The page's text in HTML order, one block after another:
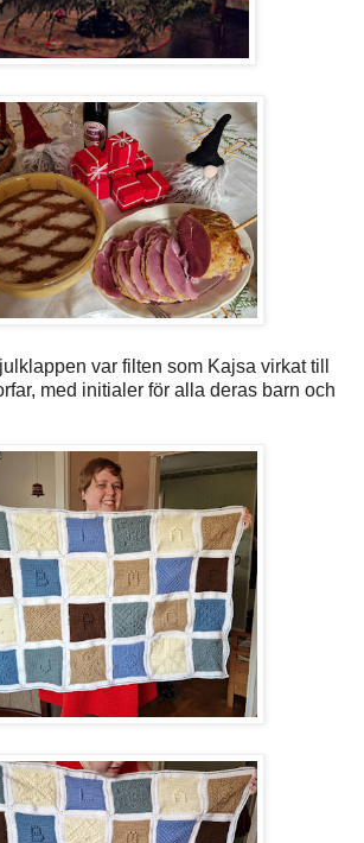
var filten som Kajsa virkat till
med initialer för alla deras barn och